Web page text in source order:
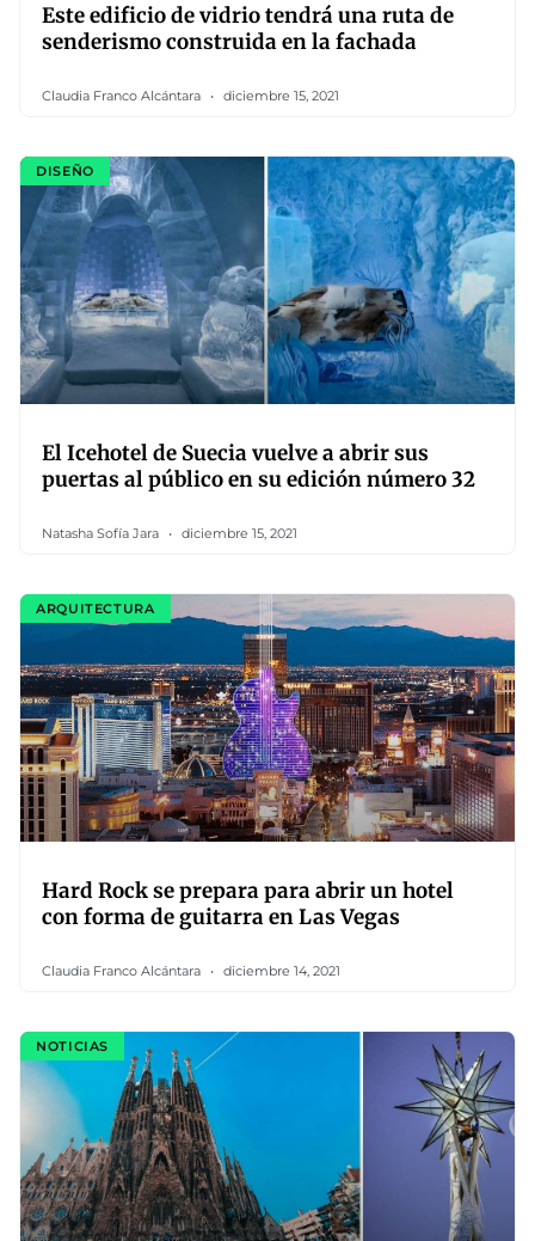
Este edificio de vidrio tendrá una ruta de
senderismo construida en la fachada
Claudia Franco Alcántara diciembre 15, 2021
DISEÑO
El Icehotel de Suecia vuelve a abrir sus
puertas al público en su edición número 32
Natasha Sofía Jara diciembre 15, 2021
ARQUITECTURA
Hard Rock se prepara para abrir un hotel
con forma de guitarra en Las Vegas
Claudia Franco Alcántara diciembre 14, 2021
NOTICIAS